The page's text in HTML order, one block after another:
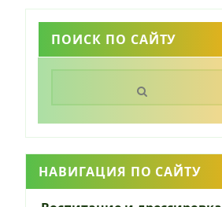
ПОИСК ПО САЙТУ
НАВИГАЦИЯ ПО САЙТУ